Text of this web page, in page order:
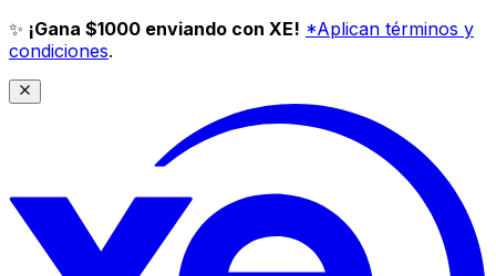
✨ ¡Gana $1000 enviando con XE! *Aplican términos y
condiciones.